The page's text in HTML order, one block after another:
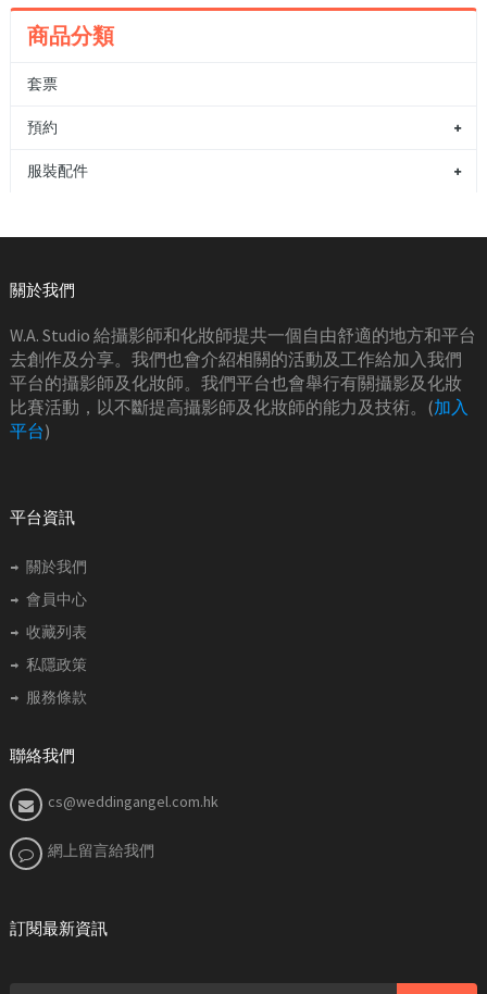
商品分類
套票
預約
服裝配件
關於我們
W.A. Studio 給攝影師和化妝師提共一個自由舒適的地方和平台
去創作及分享。我們也會介紹相關的活動及工作給加入我們
平台的攝影師及化妝師。我們平台也會舉行有關攝影及化妝
比賽活動，以不斷提高攝影師及化妝師的能力及技術。(加入
平台)
平台資訊
關於我們
會員中心
收藏列表
私隱政策
服務條款
聯絡我們
cs@weddingangel.com.hk
網上留言給我們
訂閱最新資訊